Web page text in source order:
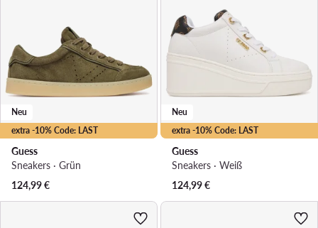
extra -10% Code: LAST
Neu
Guess
Sneakers · Grün
124,99€
extra -10% Code: LAST
Neu
Guess
Sneakers · Weiß
124,99€